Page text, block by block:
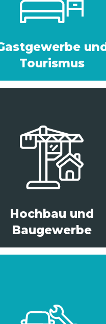
und
Tourismus
Hochbau und
Baugewerbe